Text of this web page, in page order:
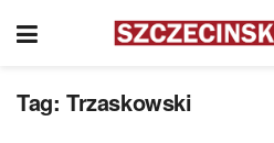
Tag: Trzaskowski